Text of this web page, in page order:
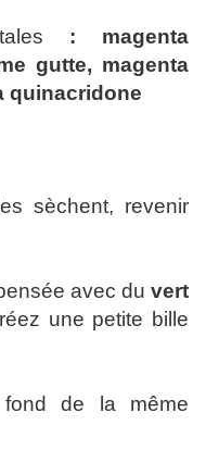
: magenta
gutte, magenta
quinacridone
sèchent, revenir
avec du vert
une petite bille
de la même